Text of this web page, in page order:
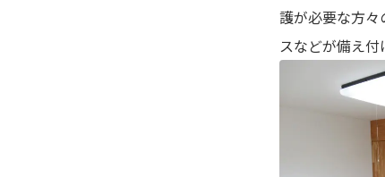
護が必要な方々
スなどが備え付